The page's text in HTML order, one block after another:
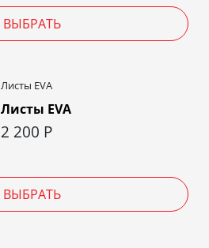
ВЫБРАТЬ
Листы EVA
Листы EVA
2 200 Р
ВЫБРАТЬ